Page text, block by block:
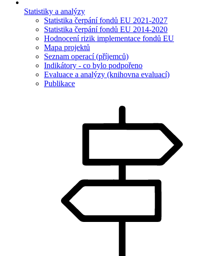
Statistiky a analýzy
Statistika čerpání fondů EU 2021-2027
Statistika čerpání fondů EU 2014-2020
Hodnocení rizik implementace fondů EU
Mapa projektů
Seznam operací (příjemců)
Indikátory - co bylo podpořeno
Evaluace a analýzy (knihovna evaluací)
Publikace